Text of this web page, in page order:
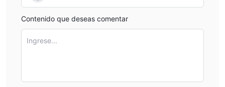
Contenido que deseas comentar
Ingrese...